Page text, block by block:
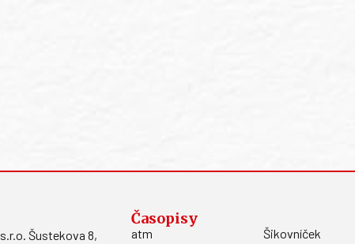
Šustekova 8,
Časopisy
atm
Šikovníček